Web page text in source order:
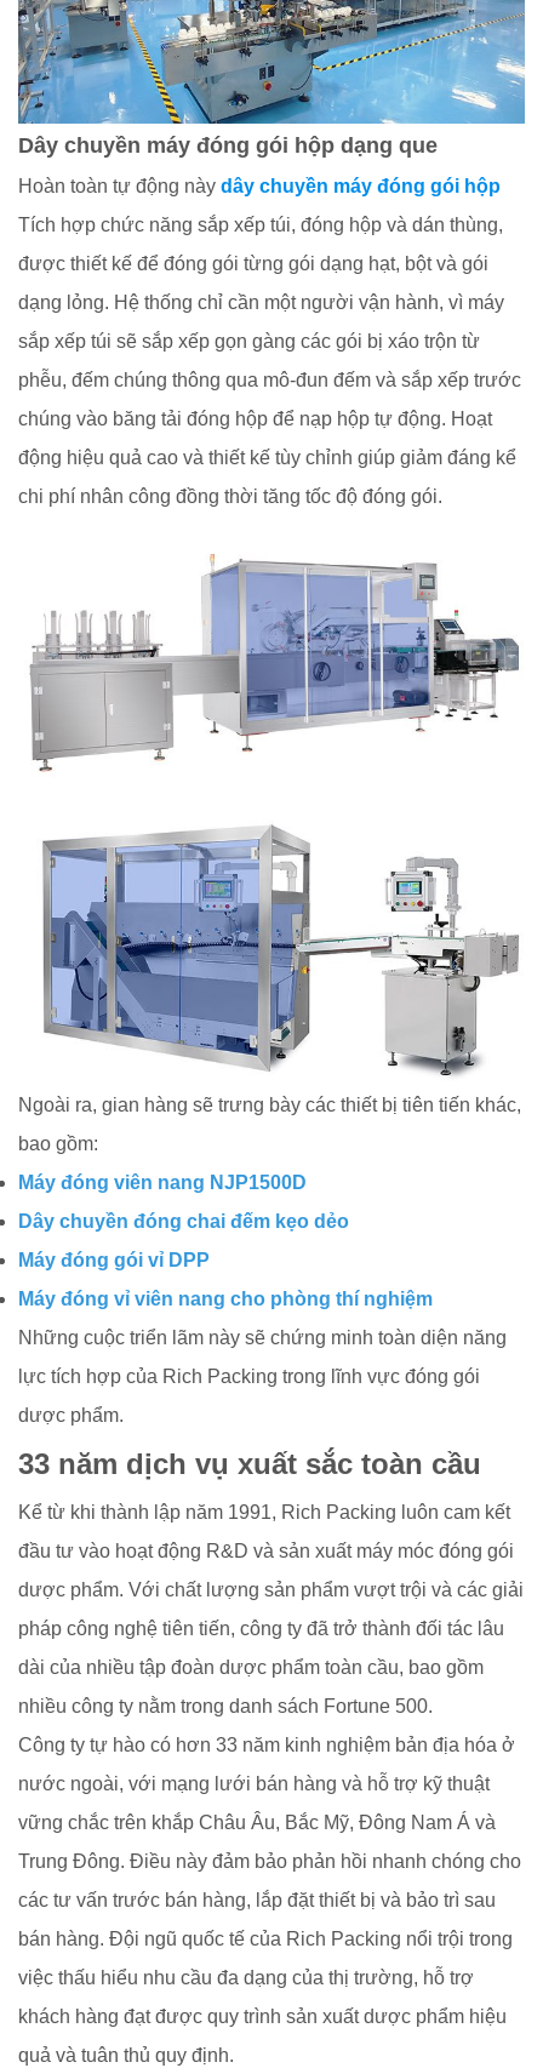
Dây chuyền máy đóng gói hộp dạng que
Hoàn toàn tự động này dây chuyền máy đóng gói hộp
Tích hợp chức năng sắp xếp túi, đóng hộp và dán thùng,
được thiết kế để đóng gói từng gói dạng hạt, bột và gói
dạng lỏng. Hệ thống chỉ cần một người vận hành, vì máy
sắp xếp túi sẽ sắp xếp gọn gàng các gói bị xáo trộn từ
phễu, đếm chúng thông qua mô-đun đếm và sắp xếp trước
chúng vào băng tải đóng hộp để nạp hộp tự động. Hoạt
động hiệu quả cao và thiết kế tùy chỉnh giúp giảm đáng kể
chi phí nhân công đồng thời tăng tốc độ đóng gói.
Ngoài ra, gian hàng sẽ trưng bày các thiết bị tiên tiến khác,
bao gồm:
Máy đóng viên nang NJP1500D
Dây chuyền đóng chai đếm kẹo dẻo
Máy đóng gói vỉ DPP
Máy đóng vỉ viên nang cho phòng thí nghiệm
Những cuộc triển lãm này sẽ chứng minh toàn diện năng
lực tích hợp của Rich Packing trong lĩnh vực đóng gói
dược phẩm.
33 năm dịch vụ xuất sắc toàn cầu
Kể từ khi thành lập năm 1991, Rich Packing luôn cam kết
đầu tư vào hoạt động R&D và sản xuất máy móc đóng gói
dược phẩm. Với chất lượng sản phẩm vượt trội và các giải
pháp công nghệ tiên tiến, công ty đã trở thành đối tác lâu
dài của nhiều tập đoàn dược phẩm toàn cầu, bao gồm
nhiều công ty nằm trong danh sách Fortune 500.
Công ty tự hào có hơn 33 năm kinh nghiệm bản địa hóa ở
nước ngoài, với mạng lưới bán hàng và hỗ trợ kỹ thuật
vững chắc trên khắp Châu Âu, Bắc Mỹ, Đông Nam Á và
Trung Đông. Điều này đảm bảo phản hồi nhanh chóng cho
các tư vấn trước bán hàng, lắp đặt thiết bị và bảo trì sau
bán hàng. Đội ngũ quốc tế của Rich Packing nổi trội trong
việc thấu hiểu nhu cầu đa dạng của thị trường, hỗ trợ
khách hàng đạt được quy trình sản xuất dược phẩm hiệu
quả và tuân thủ quy định.